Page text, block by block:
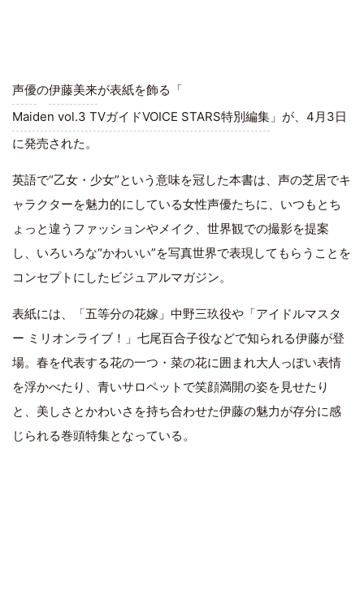
声優の伊藤美来が表紙を飾る「
Maiden vol.3 TVガイドVOICE STARS特別編集 」が、4月3日
に発売された。
英語で“乙女・少女”という意味を冠した本書は、声の芝居でキ
ャラクターを魅力的にしている女性声優たちに、いつもとち
ょっと違うファッションやメイク、世界観での撮影を提案
し、いろいろな“かわいい”を写真世界で表現してもらうことを
コンセプトにしたビジュアルマガジン。
表紙には、「五等分の花嫁」中野三玖役や「アイドルマスタ
ー ミリオンライブ！」七尾百合子役などで知られる伊藤が登
場。春を代表する花の一つ・菜の花に囲まれ大人っぽい表情
を浮かべたり、青いサロペットで笑顔満開の姿を見せたり
と、美しさとかわいさを持ち合わせた伊藤の魅力が存分に感
じられる巻頭特集となっている。